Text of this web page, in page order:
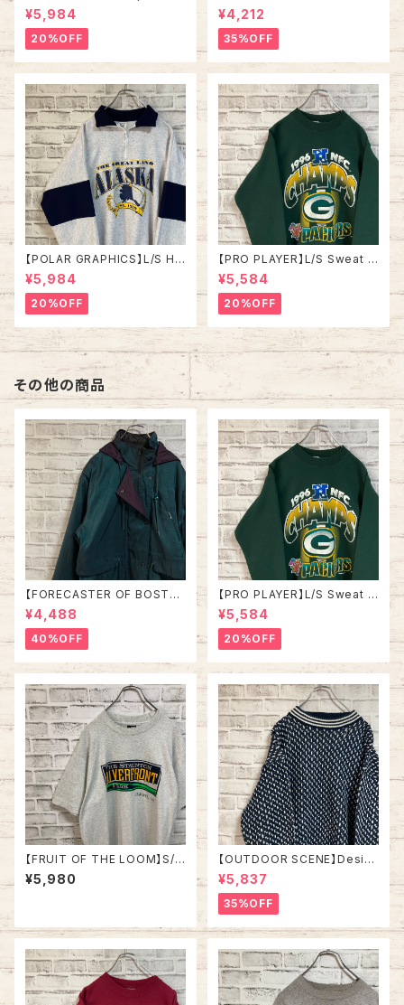
om】L/S Sweat/Trainer XL 9
0s ハーフジップスウェット トレ
ーナー マルチカラー レーシング
イタリア製 Euro ユーロ 古着
¥5,984
20%OFF
n USA 90s 社交クラブ プロモ
ーション スウェット トレーナー
USA製 vintage ヴィンテージ
アメリカ USA 古着
¥4,212
35%OFF
【POLAR GRAPHICS】L/S Hal
fZip Sweat XL Made in US
A 90s “ALASKA” スーベニア
ハーフジップスウェット トレーナ
ー アラスカ お土産モノ vintag
e ヴィンテージ アメリカ USA
古着
¥5,984
20%OFF
【PRO PLAYER】L/S Sweat L
相当 90s Made in USA “PA
CKERS” NFL チームモノ スウ
ェット トレーナー USA製 チーム
ロゴ 1996 CHAMPS 優勝記念
深緑 アメリカ USA 古着
¥5,584
20%OFF
その他の商品
【FORECASTER OF BOSTO
N】Nylon jacket L相当 90s v
intage ナイロンジャケット コー
ト 中綿 フード取外し可能 グリ
ーン 切替 ウインドブレーカー
アメリカ USA レトロ 古着
¥4,488
40%OFF
【PRO PLAYER】L/S Sweat L
相当 90s Made in USA “PA
CKERS” NFL チームモノ スウ
ェット トレーナー USA製 チーム
ロゴ 1996 CHAMPS 優勝記念
深緑 アメリカ USA 古着
¥5,584
20%OFF
【FRUIT OF THE LOOM】S/S
Tee L 90s Made in USA “T
he Staunton River Front” vi
ンテージ シングルステッチ アメ
リカ USA レトロ 古着
¥5,980
【OUTDOOR SCENE】Desig
n Knit L相当 ”Bird’s Eye” デ
ザインニット 総柄ニット デザイ
ンニット セーター バーズアイ リ
ブライン アメリカ USA 古着
¥5,837
35%OFF